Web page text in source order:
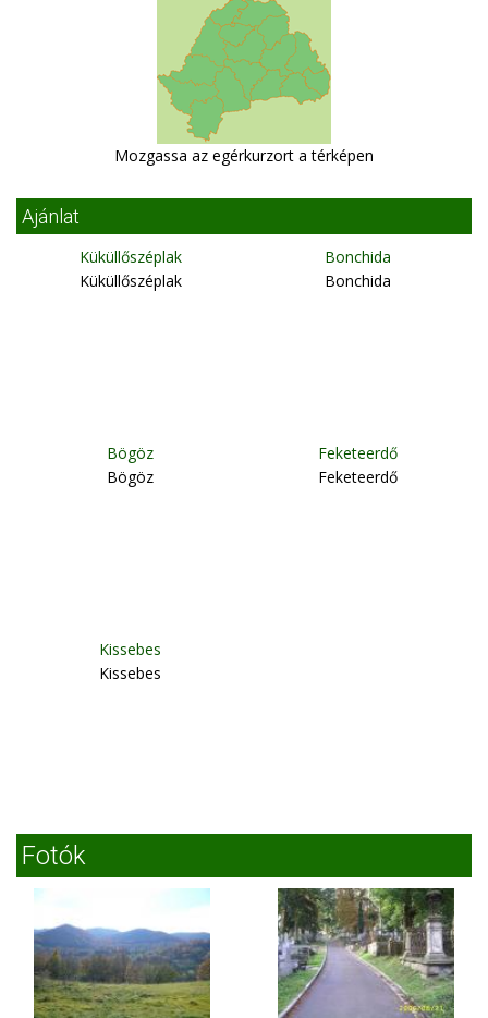
Mozgassa az egérkurzort a térképen
Ajánlat
Küküllőszéplak
Küküllőszéplak
Bonchida
Bonchida
Bögöz
Bögöz
Feketeerdő
Feketeerdő
Kissebes
Kissebes
Fotók